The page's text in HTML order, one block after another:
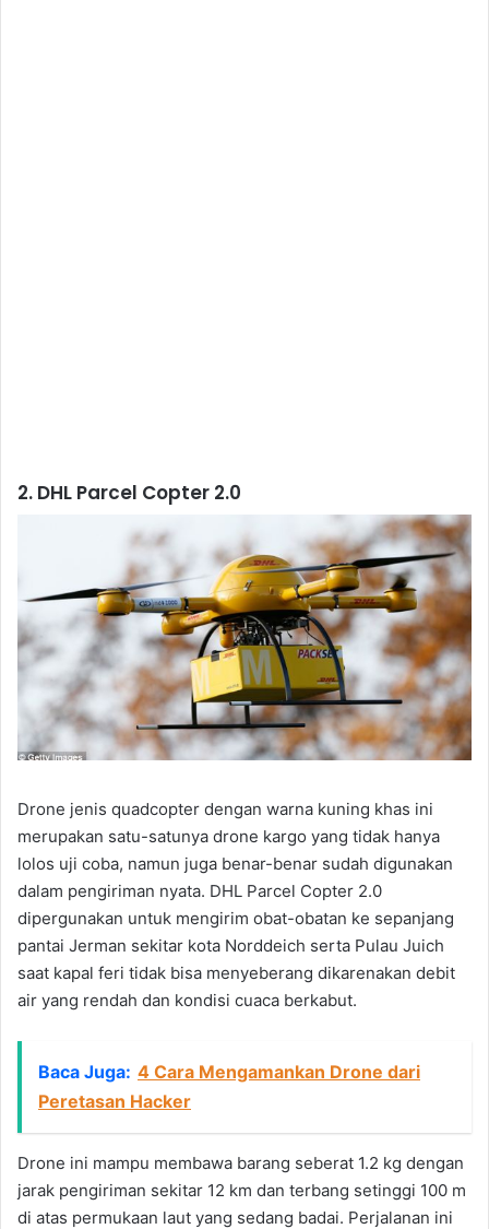
2. DHL Parcel Copter 2.0
Drone jenis quadcopter dengan warna kuning khas ini
merupakan satu-satunya drone kargo yang tidak hanya
lolos uji coba, namun juga benar-benar sudah digunakan
dalam pengiriman nyata. DHL Parcel Copter 2.0
dipergunakan untuk mengirim obat-obatan ke sepanjang
pantai Jerman sekitar kota Norddeich serta Pulau Juich
saat kapal feri tidak bisa menyeberang dikarenakan debit
air yang rendah dan kondisi cuaca berkabut.
Baca Juga: 4 Cara Mengamankan Drone dari
Peretasan Hacker
Drone ini mampu membawa barang seberat 1.2 kg dengan
jarak pengiriman sekitar 12 km dan terbang setinggi 100 m
di atas permukaan laut yang sedang badai. Perjalanan ini